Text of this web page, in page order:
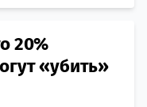
20%
«убить»